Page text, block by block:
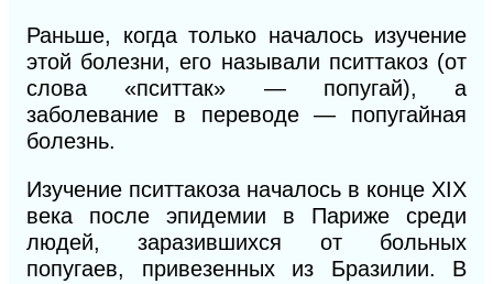
Раньше, когда только началось изучение
этой болезни, его называли пситтакоз (от
слова «пситтак» — попугай), а
заболевание в переводе — попугайная
болезнь.
Изучение пситтакоза началось в конце XIX
века после эпидемии в Париже среди
людей, заразившихся от больных
попугаев, привезенных из Бразилии. В